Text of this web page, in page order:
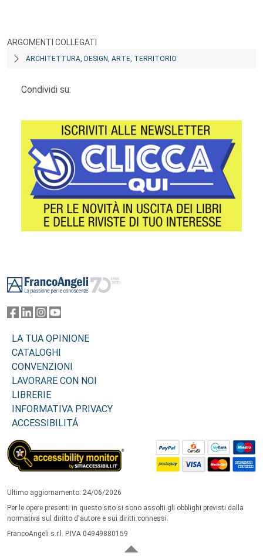
ARGOMENTI COLLEGATI
ARCHITETTURA, DESIGN, ARTE, TERRITORIO
Condividi su:
LA TUA OPINIONE
CATALOGHI
CONVENZIONI
LAVORARE CON NOI
LIBRERIE
INFORMATIVA PRIVACY
ACCESSIBILITÁ
Ultimo aggiornamento: 24/06/2026
Per le opere presenti in questo sito si sono assolti gli obblighi previsti dalla
normativa sul diritto d'autore e sui diritti connessi.
FrancoAngeli s.r.l. P.IVA 04949880159